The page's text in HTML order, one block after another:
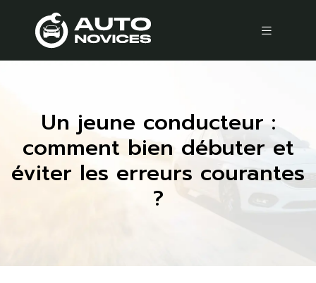
Un jeune conducteur :
comment bien débuter et
éviter les erreurs courantes
?